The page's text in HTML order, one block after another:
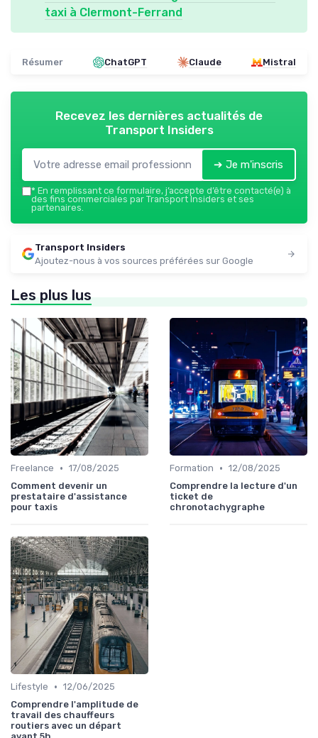
taxi à Clermont-Ferrand
Résumer ChatGPT Claude Mistral
Recevez les dernières actualités de
Transport Insiders
➔ Je m'inscris
* En remplissant ce formulaire, j’accepte d’être contacté(e) à
des fins commerciales par Transport Insiders et ses
partenaires.
Transport Insiders
Ajoutez-nous à vos sources préférées sur Google
Les plus lus
Freelance • 17/08/2025
Comment devenir un
prestataire d'assistance
pour taxis
Formation • 12/08/2025
Comprendre la lecture d'un
ticket de
chronotachygraphe
Lifestyle • 12/06/2025
Comprendre l'amplitude de
travail des chauffeurs
routiers avec un départ